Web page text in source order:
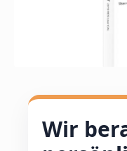
Wir